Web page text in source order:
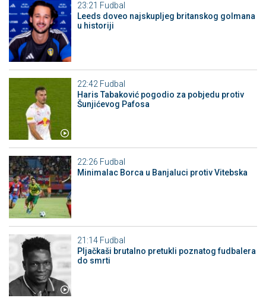
23:21 Fudbal
Leeds doveo najskupljeg britanskog golmana
u historiji
22:42 Fudbal
Haris Tabaković pogodio za pobjedu protiv
Šunjićevog Pafosa
22:26 Fudbal
Minimalac Borca u Banjaluci protiv Vitebska
21:14 Fudbal
Pljačkaši brutalno pretukli poznatog fudbalera
do smrti